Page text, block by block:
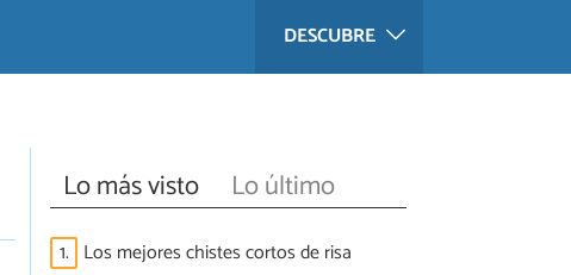
DESCUBRE
Lo más visto Lo último
1. Los mejores chistes cortos de risa